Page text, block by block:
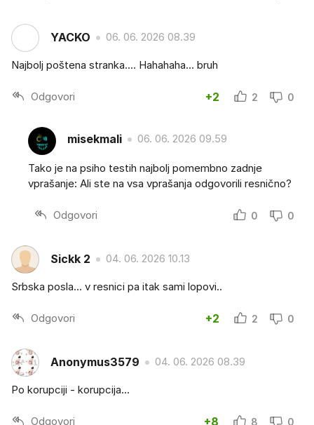
YACKO 06. 06. 2026 08.39
Najbolj poštena stranka.... Hahahaha... bruh
Odgovori +2 2 0
misekmali 06. 06. 2026 09.59
Tako je na psiho testih najbolj pomembno zadnje
vprašanje: Ali ste na vsa vprašanja odgovorili resnično?
Odgovori 0 0
Sickk 2 04. 06. 2026 10.13
Srbska posla... v resnici pa itak sami lopovi..
Odgovori +2 2 0
Anonymus3579 04. 06. 2026 08.39
Po korupciji - korupcija...
Odgovori +8 8 0